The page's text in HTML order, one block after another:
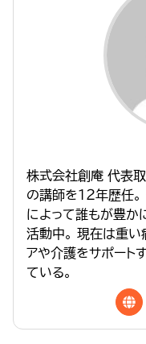
株式会社創庵 代表
の講師を１２年歴任
によって誰もが豊か
活動中。 現在は重
アや介護をサポート
ている。